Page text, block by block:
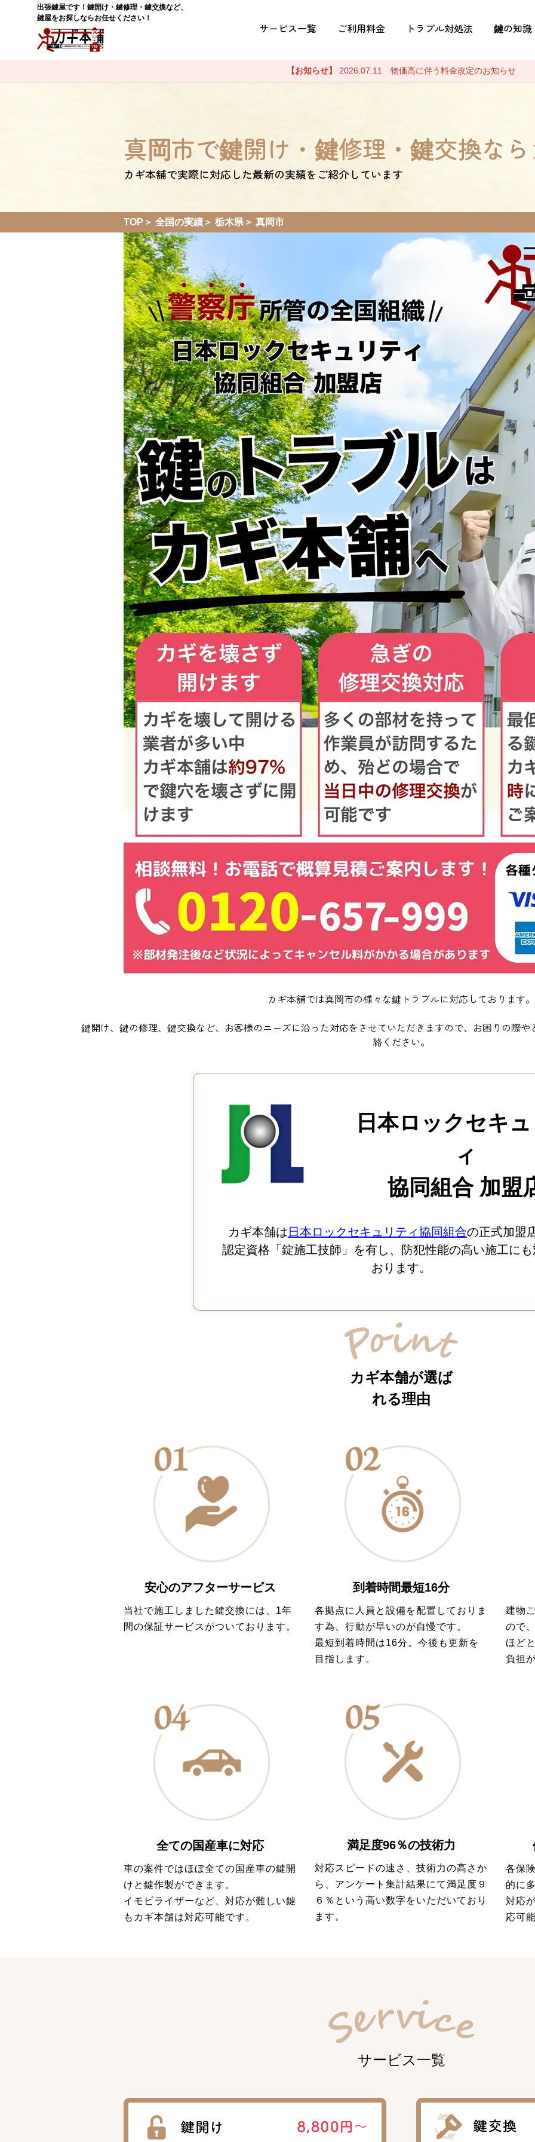
出張鍵屋です！鍵開け・鍵修理・鍵交換など、
鍵屋をお探しならお任せください！
サービス一覧 ご利用料金 トラブル対処法 鍵の知識
【お知らせ】 2026.07.11 物価高に伴う料金改定のお知らせ
真岡市で鍵開け・鍵修理・鍵交換な
カギ本舗で実際に対応した最新の実績をご紹介しています
TOP 全国の実績 栃木県 真岡市
カギ本舗では真岡市の様々な鍵トラブルに対応しております。
鍵開け、鍵の修理、鍵交換など、お客様のニーズに沿った対応をさせていただきますので、お困りの際
絡ください。
日本ロックセキ
ィ
協同組合 加盟
カギ本舗は 日本ロックセキュリティ協同組合の正式加盟
認定資格「錠施工技師」を有し、防犯性能の高い施工に
おります。
カギ本舗が選ば
れる理由
安心のアフターサービス
当社で施工しました鍵交換には、1年
間の保証サービスがついております。
到着時間最短16分
各拠点に人員と設備を配置しておりま
す為、行動が早いのが自慢です。
最短到着時間は16分。今後も更新を
目指します。
建物
ので
ほど
負担
全ての国産車に対応
車の案件ではほぼ全ての国産車の鍵開
けと鍵作製ができます。
イモビライザーなど、対応が難しい鍵
もカギ本舗は対応可能です。
満足度96％の技術力
対応スピードの速さ、技術力の高さか
ら、アンケート集計結果にて満足度９
６％という高い数字をいただいており
ます。
各保
的に
対応
応可
サービス一覧